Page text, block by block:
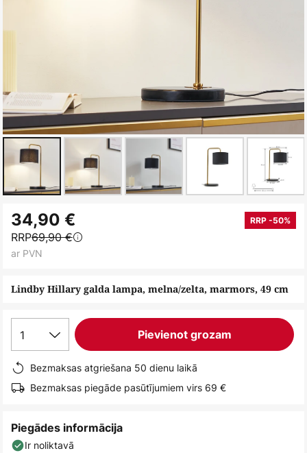
uz
galerijas
sākumu
Lindby Hillary galda lampa, melna/zelta, marmors, 49 cm
34,90 € RRP -50%
RRP69,90 €
ar PVN
1 Pievienot grozam
Bezmaksas atgriešana 50 dienu laikā
Bezmaksas piegāde pasūtījumiem virs 69 €
Piegādes informācija
Ir noliktavā